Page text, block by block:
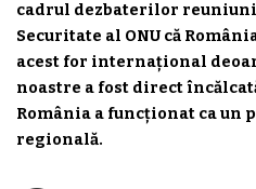
cadrul dezbaterilor
Securitate al ONU că
acest for internațional
noastre a fost direct
România a funcționat ca un
regională.